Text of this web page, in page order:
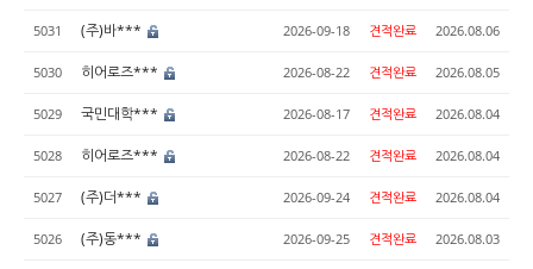
5031 (주)바*** 2026-09-18 견적완료 2026.08.06
5030 히어로즈*** 2026-08-22 견적완료 2026.08.05
5029 국민대학*** 2026-08-17 견적완료 2026.08.04
5028 히어로즈*** 2026-08-22 견적완료 2026.08.04
5027 (주)더*** 2026-09-24 견적완료 2026.08.04
5026 (주)동*** 2026-09-25 견적완료 2026.08.03